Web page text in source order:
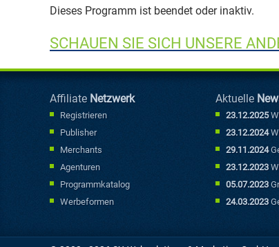
Dieses Programm ist beendet oder inaktiv.
SCHAUEN SIE SICH UNSERE
Affiliate Netzwerk
Registrieren
Publisher
Merchants
Agenturen
Programmkatalog
Werbeformen
Aktuelle
23.12.2025
23.12.2024
29.11.2024
23.12.2023
05.07.2023
24.03.2023